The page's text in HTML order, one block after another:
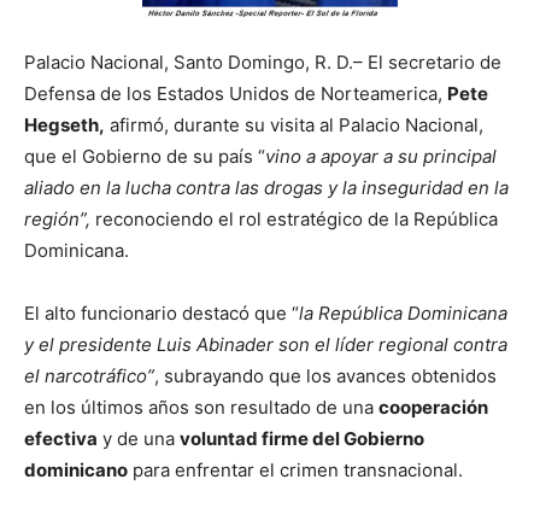
Palacio Nacional, Santo Domingo, R. D.– El secretario de
Defensa de los Estados Unidos de Norteamerica, Pete
Hegseth, afirmó, durante su visita al Palacio Nacional,
que el Gobierno de su país “vino a apoyar a su principal
aliado en la lucha contra las drogas y la inseguridad en la
región”, reconociendo el rol estratégico de la República
Dominicana.
El alto funcionario destacó que “la República Dominicana
y el presidente Luis Abinader son el líder regional contra
el narcotráfico”, subrayando que los avances obtenidos
en los últimos años son resultado de una cooperación
efectiva y de una voluntad firme del Gobierno
dominicano para enfrentar el crimen transnacional.